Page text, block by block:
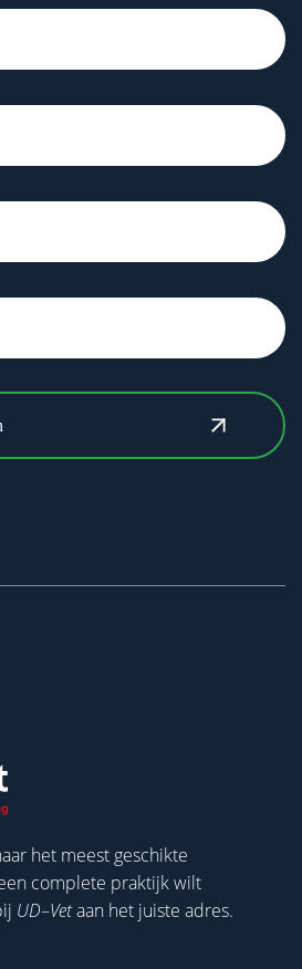
het meest geschikte
complete praktijk wilt
UD–Vetaan het juiste adres.